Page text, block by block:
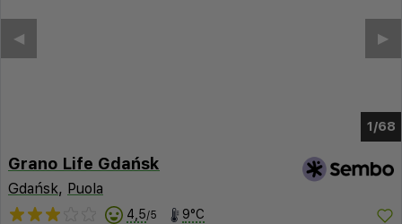
1/62
▶︎
◀︎
Grano Life Gdańsk
Gdańsk, Puola
4,5/5 9°C